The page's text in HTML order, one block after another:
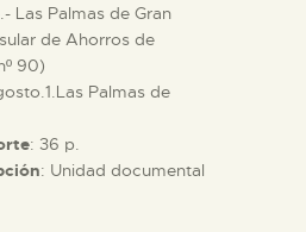
Las Palmas de Gran
de Ahorros de
90)
Palmas de
: 36 p.
: Unidad documental